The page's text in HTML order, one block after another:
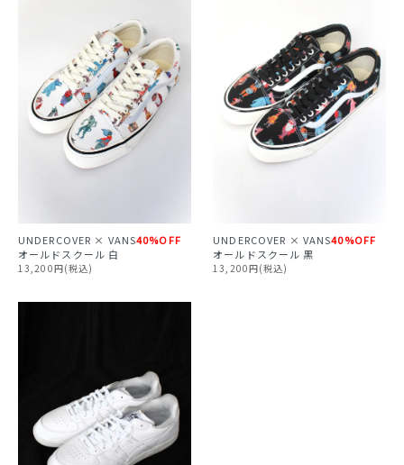
UNDERCOVER × VANS40%OFF
オールドスクール 白
13,200円(税込)
UNDERCOVER × VANS40%OFF
オールドスクール 黒
13,200円(税込)